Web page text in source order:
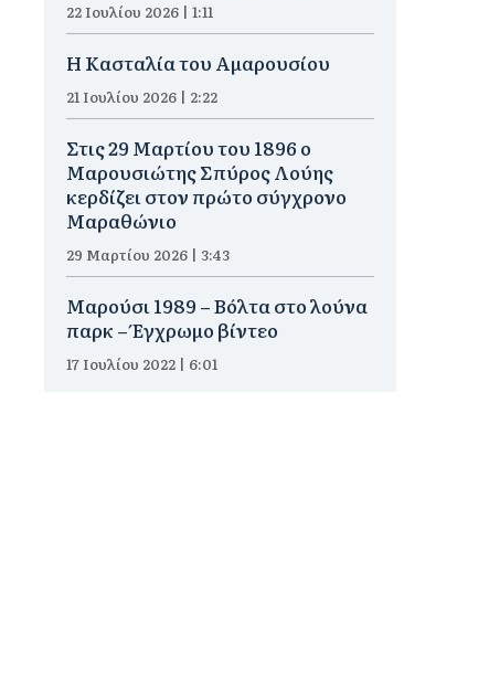
22 Ιουλίου 2026 | 1:11
Η Κασταλία του Αμαρουσίου
21 Ιουλίου 2026 | 2:22
Στις 29 Μαρτίου του 1896 ο
Μαρουσιώτης Σπύρος Λούης
κερδίζει στον πρώτο σύγχρονο
Μαραθώνιο
29 Μαρτίου 2026 | 3:43
Μαρούσι 1989 – Βόλτα στο λούνα
παρκ – Έγχρωμο βίντεο
17 Ιουλίου 2022 | 6:01